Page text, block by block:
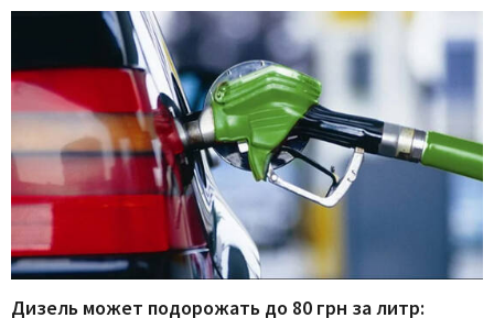
Дизель может подорожать до 80 грн за литр: